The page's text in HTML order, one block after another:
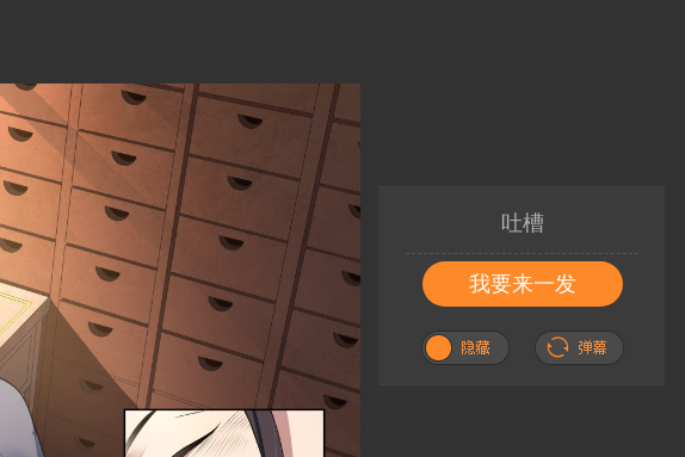
吐槽
我要来一发